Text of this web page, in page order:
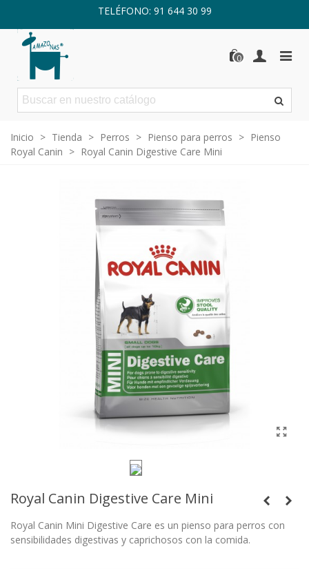
TELÉFONO: 91 644 30 99
0
Inicio > Tienda > Perros > Pienso para perros > Pienso
Royal Canin > Royal Canin Digestive Care Mini
Royal Canin Digestive Care Mini
Royal Canin Mini Digestive Care es un pienso para perros con
sensibilidades digestivas y caprichosos con la comida.